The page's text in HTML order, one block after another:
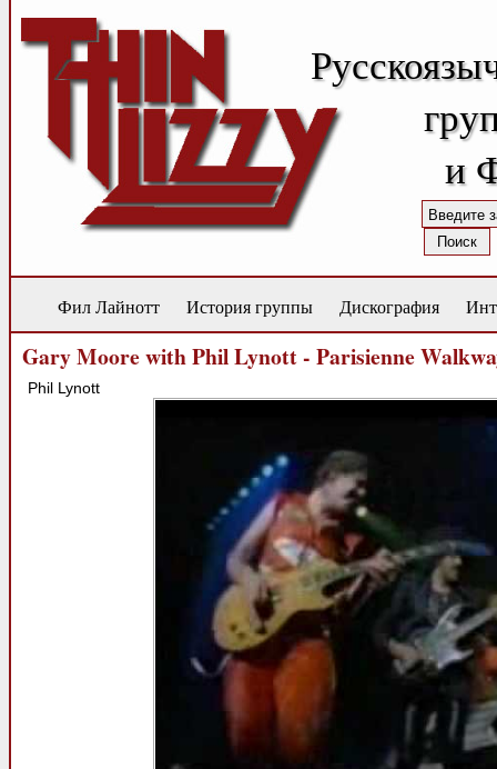
и
Фил Лайнотт История группы Дискография
Gary Moore with Phil Lynott - Parisienne
Phil Lynott